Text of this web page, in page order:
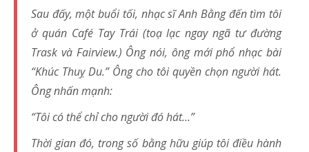
Sau đấy, một buổi tối, nhạc sĩ Anh Bằng đến tìm tôi
ở quán Café Tay Trái (toạ lạc ngay ngã tư đường
Trask và Fairview.) Ông nói, ông mới phổ nhạc bài
“Khúc Thuỵ Du.” Ông cho tôi quyền chọn người hát.
Ông nhấn mạnh:
“Tôi có thể chỉ cho người đó hát…”
Thời gian đó, trong số bằng hữu giúp tôi điều hành